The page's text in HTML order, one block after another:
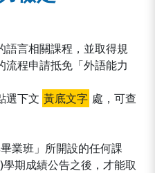
語言相關課程，並取得規
流程申請抵免「外語能力
選下文 黃底文字 處，可查
業班」所開設的任何課
期成績公告之後，才能取